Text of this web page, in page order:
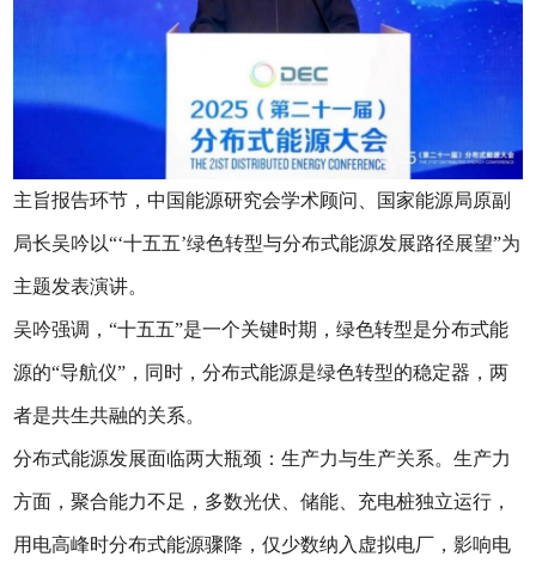
主旨报告环节，中国能源研究会学术顾问、国家能源局原副
局长吴吟以“‘十五五’绿色转型与分布式能源发展路径展望”为
主题发表演讲。
吴吟强调，“十五五”是一个关键时期，绿色转型是分布式能
源的“导航仪”，同时，分布式能源是绿色转型的稳定器，两
者是共生共融的关系。
分布式能源发展面临两大瓶颈：生产力与生产关系。生产力
方面，聚合能力不足，多数光伏、储能、充电桩独立运行，
用电高峰时分布式能源骤降，仅少数纳入虚拟电厂，影响电